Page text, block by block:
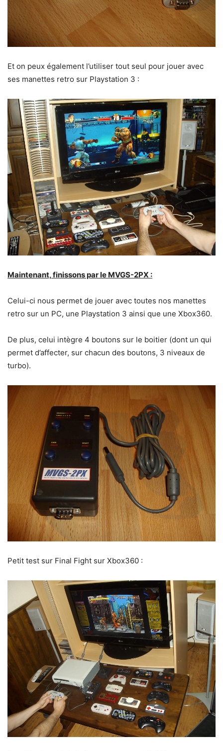
Et on peux également l’utiliser tout seul pour jouer avec
ses manettes retro sur Playstation 3 :
Maintenant, finissons par le MVGS-2PX :
Celui-ci nous permet de jouer avec toutes nos manettes
retro sur un PC, une Playstation 3 ainsi que une Xbox360.
De plus, celui intègre 4 boutons sur le boitier (dont un qui
permet d’affecter, sur chacun des boutons, 3 niveaux de
turbo).
Petit test sur Final Fight sur Xbox360 :